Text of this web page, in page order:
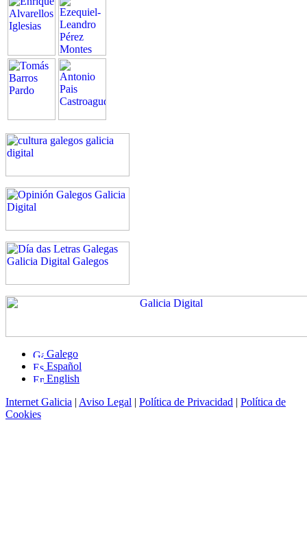
Galego
Español
English
Internet Galicia | Aviso Legal | Política de Privacidad | Política de
Cookies